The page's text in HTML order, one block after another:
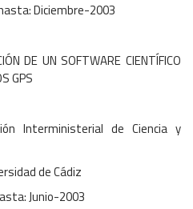
Diciembre-2003
DE UN SOFTWARE CIENTÍFICO
GPS
Interministerial de Ciencia y
de Cádiz
Junio-2003